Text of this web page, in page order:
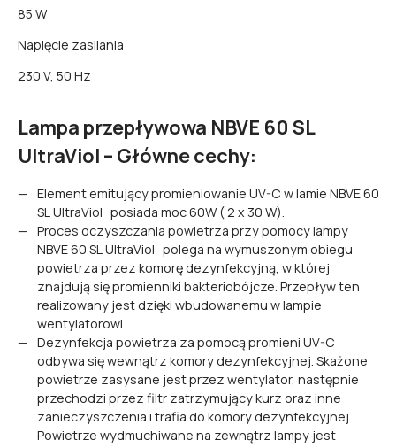
85 W
Napięcie zasilania
230 V, 50 Hz
Lampa przepływowa NBVE 60 SL
UltraViol – Główne cechy:
Element emitujący promieniowanie UV-C w lamie NBVE 60
SL UltraViol posiada moc 60W ( 2 x 30 W).
Proces oczyszczania powietrza przy pomocy lampy
NBVE 60 SL UltraViol polega na wymuszonym obiegu
powietrza przez komorę dezynfekcyjną, w której
znajdują się promienniki bakteriobójcze. Przepływ ten
realizowany jest dzięki wbudowanemu w lampie
wentylatorowi.
Dezynfekcja powietrza za pomocą promieni UV-C
odbywa się wewnątrz komory dezynfekcyjnej. Skażone
powietrze zasysane jest przez wentylator, następnie
przechodzi przez filtr zatrzymujący kurz oraz inne
zanieczyszczenia i trafia do komory dezynfekcyjnej.
Powietrze wydmuchiwane na zewnątrz lampy jest